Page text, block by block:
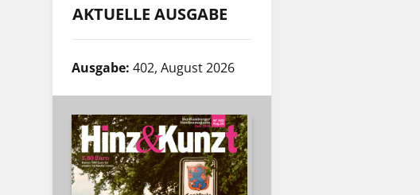
AKTUELLE AUSGABE
Ausgabe: 402, August 2026